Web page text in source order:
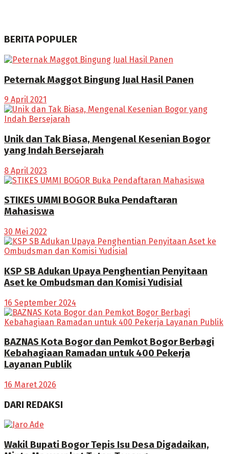
BERITA POPULER
Peternak Maggot Bingung Jual Hasil Panen
9 April 2021
Unik dan Tak Biasa, Mengenal Kesenian Bogor
yang Indah Bersejarah
8 April 2023
STIKES UMMI BOGOR Buka Pendaftaran
Mahasiswa
30 Mei 2022
KSP SB Adukan Upaya Penghentian Penyitaan
Aset ke Ombudsman dan Komisi Yudisial
16 September 2024
BAZNAS Kota Bogor dan Pemkot Bogor Berbagi
Kebahagiaan Ramadan untuk 400 Pekerja
Layanan Publik
16 Maret 2026
DARI REDAKSI
Wakil Bupati Bogor Tepis Isu Desa Digadaikan,